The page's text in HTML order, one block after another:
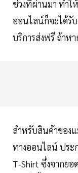
ช่วงที่ผ่านมา ทำใ
ออนไลน์ก็จะได้รั
บริการส่งฟรี ถ้าห
สำหรับสินค้าของ
ทางออนไลน์ ประ
T-Shirt ซึ่งจากย